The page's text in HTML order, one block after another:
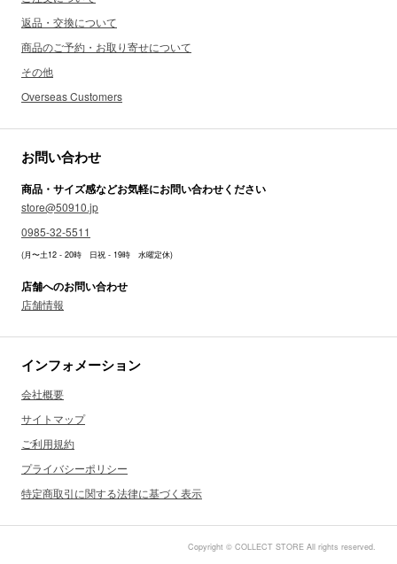
返品・交換について
商品のご予約・お取り寄せについて
その他
Overseas Customers
お問い合わせ
商品・サイズ感などお気軽にお問い合わせください
store@50910.jp
0985-32-5511
(月〜土12 - 20時 日祝 - 19時 水曜定休)
店舗へのお問い合わせ
店舗情報
インフォメーション
会社概要
サイトマップ
ご利用規約
プライバシーポリシー
特定商取引に関する法律に基づく表示
Copyright © COLLECT STORE All rights reserved.